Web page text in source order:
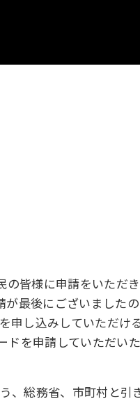
皆様に申請をいただ
最後にございました
申し込みしていただけ
を申請していただい
、総務省、市町村と引